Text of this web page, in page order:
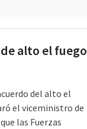
alto el fuego
del alto el
el viceministro de
las Fuerzas